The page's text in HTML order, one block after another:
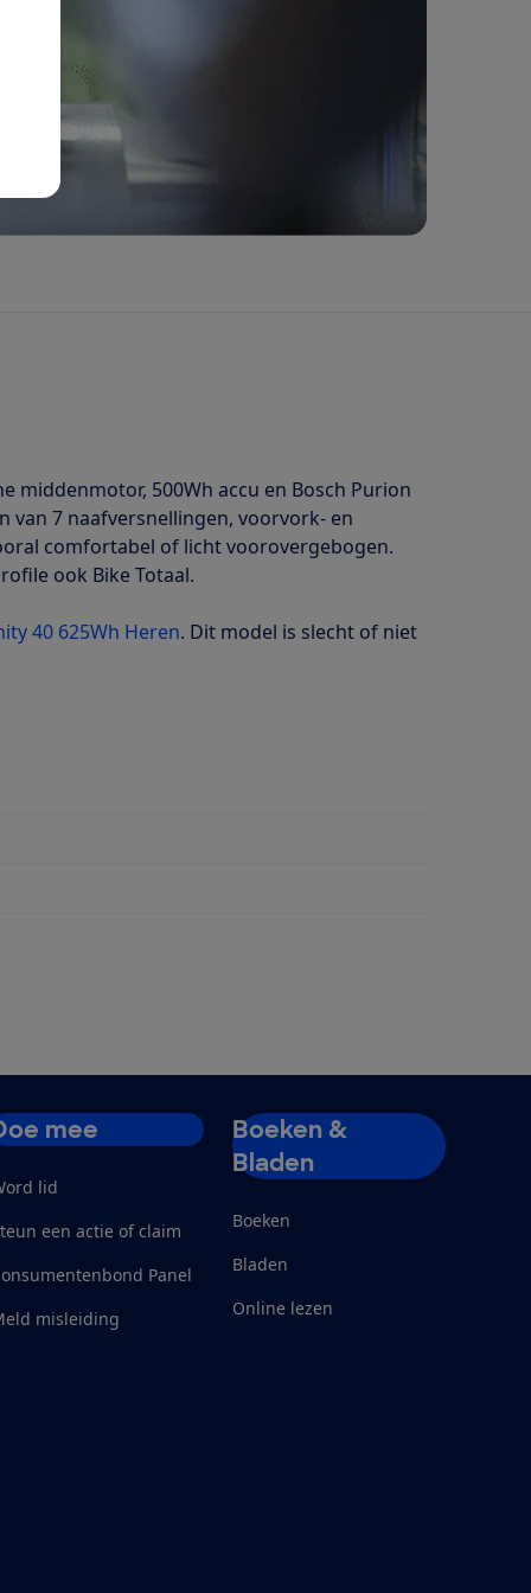
middenmotor, 500Wh accu en Bosch Purion
van 7 naafversnellingen, voorvork- en
comfortabel of licht voorovergebogen.
ook Bike Totaal.
40 625Wh Heren. Dit model is slecht of niet
mee
lid
een actie of claim
Panel
misleiding
Boeken &
Bladen
Boeken
Bladen
Online lezen